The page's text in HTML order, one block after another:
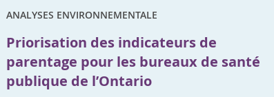
ANALYSES ENVIRONNEMENTALE
Priorisation des indicateurs de
parentage pour les bureaux de santé
publique de l’Ontario